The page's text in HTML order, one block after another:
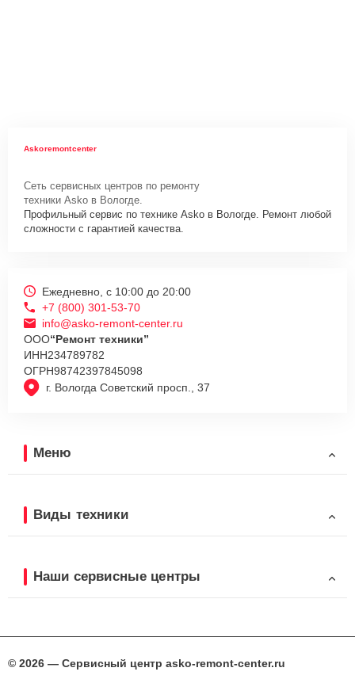
Askoremontcenter
Сеть сервисных центров по ремонту
техники Asko в Вологде.
Профильный сервис по технике Asko в Вологде. Ремонт любой
сложности с гарантией качества.
г. Вологда Советский просп., 37
Ежедневно, с 10:00 до 20:00
+7 (800) 301-53-70
info@asko-remont-center.ru
ООО“Ремонт техники”
ИНН234789782
ОГРН98742397845098
Меню
Виды техники
Наши сервисные центры
© 2026 — Сервисный центр asko-remont-center.ru